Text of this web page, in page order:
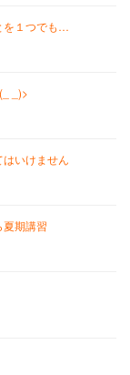
を１つでも…
_)>
いけません
期講習